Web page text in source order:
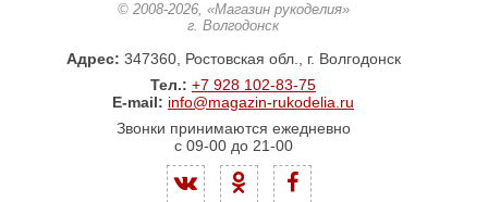
© 2008-2026, «Магазин рукоделия»
г. Волгодонск
Адрес: 347360, Ростовская обл., г. Волгодонск
Тел.: +7 928 102-83-75
E-mail: info@magazin-rukodelia.ru
Звонки принимаются ежедневно
с 09-00 до 21-00